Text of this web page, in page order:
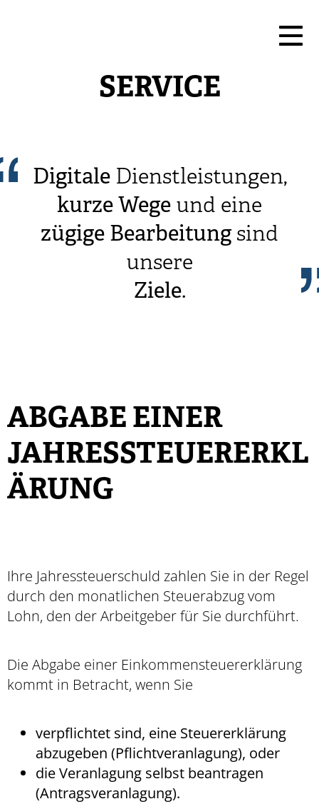
SERVICE
DigitaleDienstleistungen,
kurzeWege und eine
zügige Bearbeitung sind
unsere
Ziele.
ABGABE EINER
JAHRESSTEUERERKL
ÄRUNG
Ihre Jahressteuerschuld zahlen Sie in der Regel
durch den monatlichen Steuerabzug vom
Lohn, den der Arbeitgeber für Sie durchführt.
Die Abgabe einer Einkommensteuererklärung
kommt in Betracht, wenn Sie
verpflichtet sind, eine Steuererklärung
abzugeben (Pflichtveranlagung), oder
die Veranlagung selbst beantragen
(Antragsveranlagung).